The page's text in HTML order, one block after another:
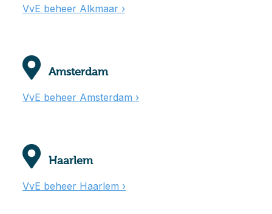
VvE beheer Alkmaar ›
Amsterdam
VvE beheer Amsterdam ›
Haarlem
VvE beheer Haarlem ›